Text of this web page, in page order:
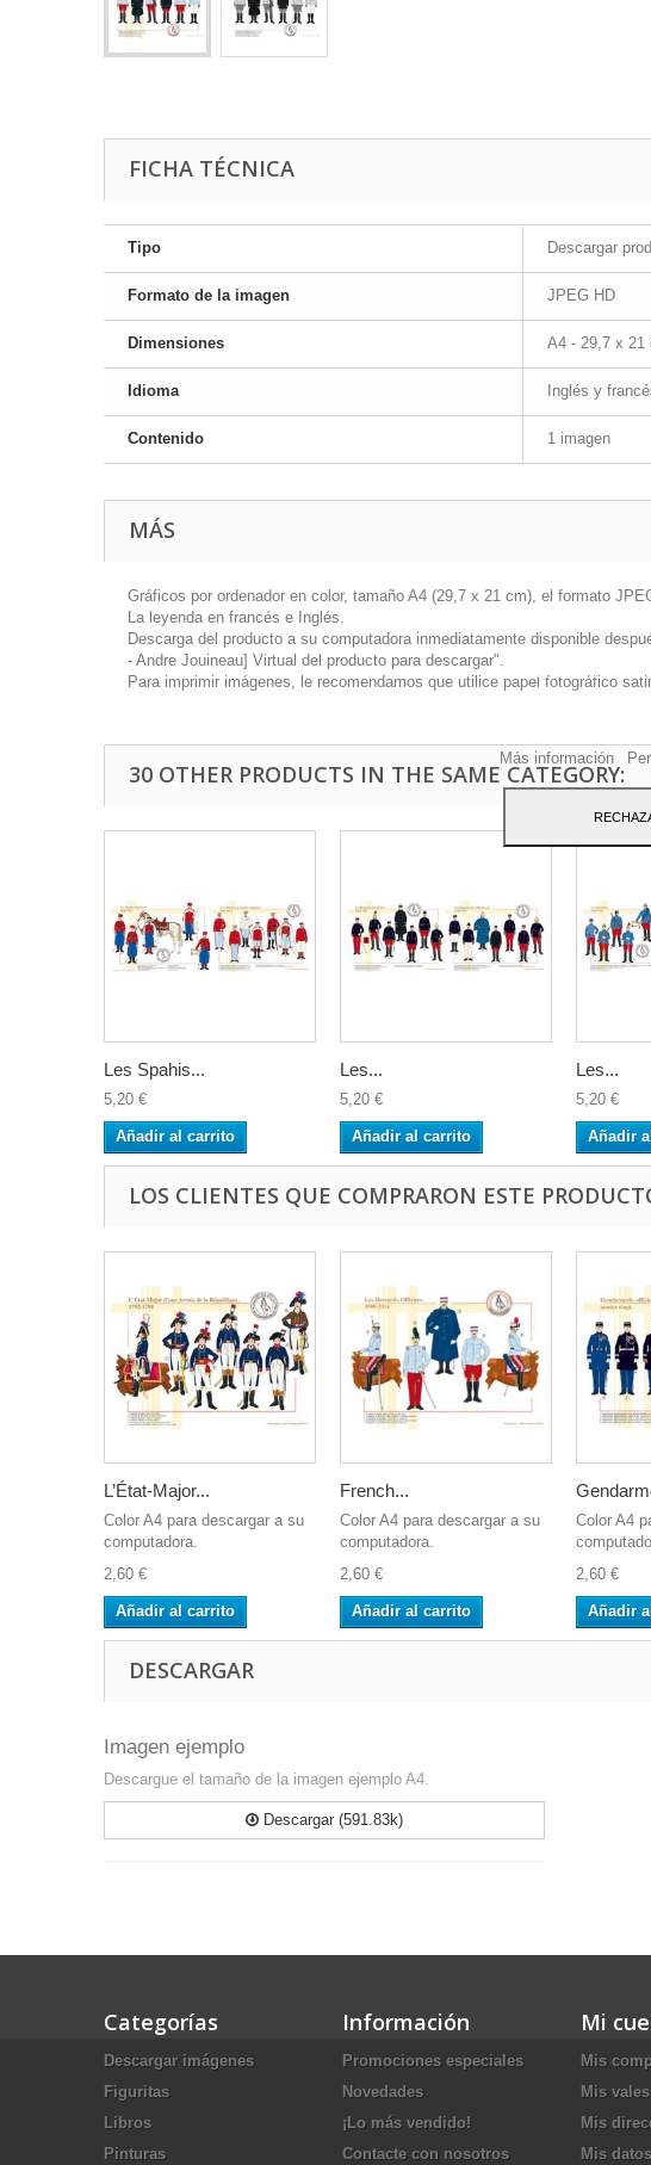
FICHA TÉCNICA
Tipo Descargar
Formato de la imagen JPEG HD
Dimensiones A4 - 29,7 x 21
Idioma Inglés y
Contenido 1 imagen
MÁS
Gráficos por ordenador en color, tamaño A4 (29,7 x 21 cm), el formato
La leyenda en francés e Inglés.
Descarga del producto a su computadora inmediatamente disponible
- Andre Jouineau] Virtual del producto para descargar".
Para imprimir imágenes, le recomendamos que utilice papel fotográfico
30 OTHER PRODUCTS IN THE SAME CATEGORY:
Les Spahis...
5,20 €
Añadir al carrito
Les...
5,20 €
Añadir al carrito
Les...
5,20 €
Añadir
LOS CLIENTES QUE COMPRARON ESTE
L’État-Major...
Color A4 para descargar a su
computadora.
2,60 €
Añadir al carrito
French...
Color A4 para descargar a su
computadora.
2,60 €
Añadir al carrito
Color A4
2,60 €
Añadir
DESCARGAR
Imagen ejemplo
Descargue el tamaño de la imagen ejemplo A4.
Descargar (591.83k)
Categorías
Descargar imágenes
Figuritas
Libros
Pinturas
Información
Promociones especiales
Novedades
¡Lo más vendido!
Contacte con nosotros
Mi
Mis
Mis
Mis
Mis
Este sitio web utiliza
mostrarle publicidad
Más información